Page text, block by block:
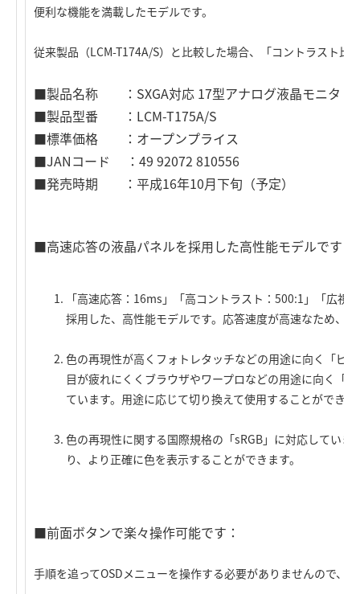
便利な機能を満載したモデルです。
従来製品（LCM-T174A/S）と比較した場合、「コントラスト
■製品名称 ：SXGA対応 17型アナログ液晶モニタ
■製品型番 ：LCM-T175A/S
■標準価格 ：オープンプライス
■JANコード ：49 92072 810556
■発売時期 ：平成16年10月下旬（予定）
■高速応答の液晶パネルを採用した高性能モデルです：
「高速応答：16ms」「高コントラスト：500:1」「広視
採用した、高性能モデルです。応答速度が高速なため、
色の再現性が高くフォトレタッチなどの用途に向く「ピ
目が疲れにくくブラウザやワープロなどの用途に向く「
ています。用途に応じて切り換えて使用することができ
色の再現性に関する国際規格の「sRGB」に対応してい
り、より正確に色を表示することができます。
■前面ボタンで楽々操作可能です：
手順を追ってOSDメニューを操作する必要がありませんので、